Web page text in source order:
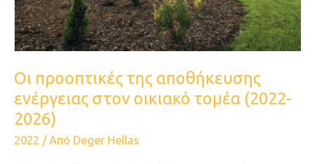
Oι προοπτικές της αποθήκευσης
ενέργειας στον οικιακό τομέα (2022-
2026)
2022 / Από Deger Hellas
οικιακό
τομέα
(2022-